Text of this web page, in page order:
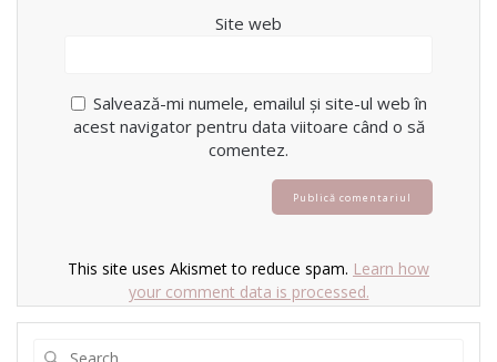
Site web
Salvează-mi numele, emailul și site-ul web în
acest navigator pentru data viitoare când o să
comentez.
This site uses Akismet to reduce spam. Learn how
your comment data is processed.